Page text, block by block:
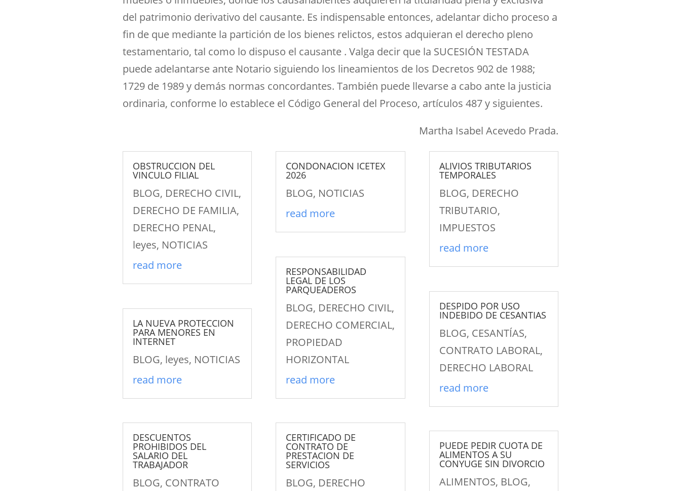
del patrimonio derivativo del causante. Es indispensable entonces, adelantar dicho proceso a
fin de que mediante la partición de los bienes relictos, estos adquieran el derecho pleno
testamentario, tal como lo dispuso el causante . Valga decir que la SUCESIÓN TESTADA
puede adelantarse ante Notario siguiendo los lineamientos de los Decretos 902 de 1988;
1729 de 1989 y demás normas concordantes. También puede llevarse a cabo ante la justicia
ordinaria, conforme lo establece el Código General del Proceso, artículos 487 y siguientes.
Martha Isabel Acevedo Prada.
OBSTRUCCION DEL
VINCULO FILIAL
BLOG, DERECHO CIVIL,
DERECHO DE FAMILIA,
DERECHO PENAL,
leyes, NOTICIAS
read more
LA NUEVA PROTECCION
PARA MENORES EN
INTERNET
BLOG, leyes, NOTICIAS
read more
DESCUENTOS
PROHIBIDOS DEL
SALARIO DEL
TRABAJADOR
BLOG, CONTRATO
CONDONACION ICETEX
2026
BLOG, NOTICIAS
read more
RESPONSABILIDAD
LEGAL DE LOS
PARQUEADEROS
BLOG, DERECHO CIVIL,
DERECHO COMERCIAL,
PROPIEDAD
HORIZONTAL
read more
CERTIFICADO DE
CONTRATO DE
PRESTACION DE
SERVICIOS
BLOG, DERECHO
ALIVIOS TRIBUTARIOS
TEMPORALES
BLOG, DERECHO
TRIBUTARIO,
IMPUESTOS
read more
DESPIDO POR USO
INDEBIDO DE CESANTIAS
BLOG, CESANTÍAS,
CONTRATO LABORAL,
DERECHO LABORAL
read more
PUEDE PEDIR CUOTA DE
ALIMENTOS A SU
CONYUGE SIN DIVORCIO
ALIMENTOS, BLOG,